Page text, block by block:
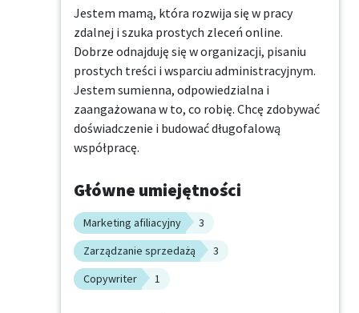
Jestem mamą, która rozwija się w pracy
zdalnej i szuka prostych zleceń online.
Dobrze odnajduję się w organizacji, pisaniu
prostych treści i wsparciu administracyjnym.
Jestem sumienna, odpowiedzialna i
zaangażowana w to, co robię. Chcę zdobywać
doświadczenie i budować długofalową
współpracę.
Główne umiejętności
Marketing afiliacyjny
3
Zarządzanie sprzedażą
3
Copywriter
1